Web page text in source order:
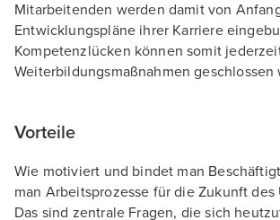
Mitarbeitenden werden damit von
Entwicklungspläne ihrer Karriere
Kompetenzlücken können somit
Weiterbildungsmaßnahmen geschlossen
Vorteile
Wie motiviert und bindet man
man Arbeitsprozesse für die Zukunft des
Das sind zentrale Fragen, die sich